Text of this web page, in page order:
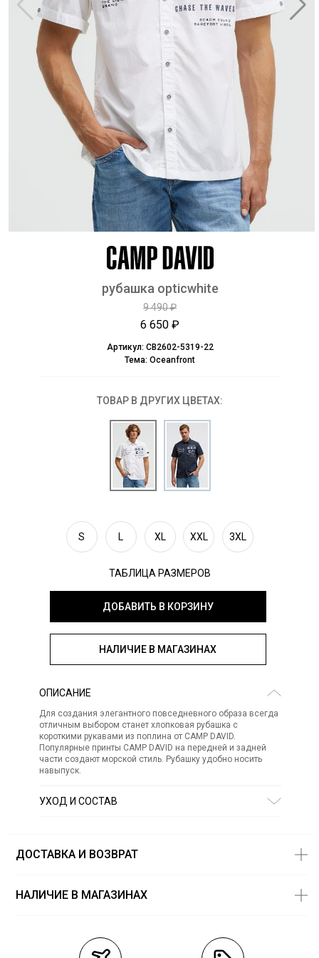
рубашка opticwhite
9 490 ₽
6 650 ₽
Артикул: CB2602-5319-22
Тема: Oceanfront
ТОВАР В ДРУГИХ ЦВЕТАХ:
S L XL XXL 3XL
ТАБЛИЦА РАЗМЕРОВ
ДОБАВИТЬ В КОРЗИНУ
НАЛИЧИЕ В МАГАЗИНАХ
ОПИСАНИЕ
Для создания элегантного повседневного образа всегда
отличным выбором станет хлопковая рубашка с
короткими рукавами из поплина от CAMP DAVID.
Популярные принты CAMP DAVID на передней и задней
части создают морской стиль. Рубашку удобно носить
навыпуск.
УХОД И СОСТАВ
ХИМИЧЕСКАЯ ЧИСТКА:
СУШКА:не сушить в стиральной машине
ДОСТАВКА И ВОЗВРАТ
НАЛИЧИЕ В МАГАЗИНАХ